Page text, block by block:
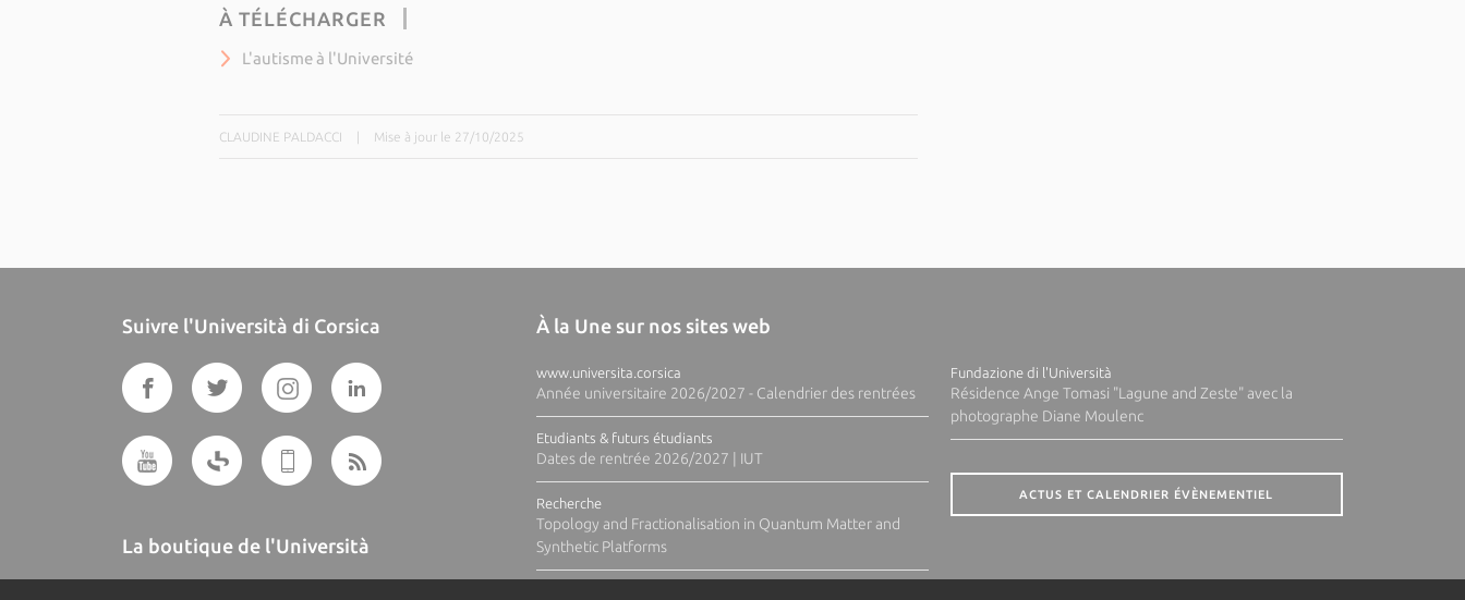
À TÉLÉCHARGER
L'autisme à l'Université
CLAUDINE PALDACCI Mise à jour le 27/10/2025
Suivre l'Università di Corsica
La boutique de l'Università
À la Une sur nos sites web
www.universita.corsica
Année universitaire 2026/2027 - Calendrier des rentrées
Etudiants & futurs étudiants
Dates de rentrée 2026/2027 | IUT
Recherche
Topology and Fractionalisation in Quantum Matter and
Synthetic Platforms
Fundazione di l'Università
Résidence Ange Tomasi "Lagune and Zeste" avec la
photographe Diane Moulenc
ACTUS ET CALENDRIER ÉVÈNEMENTIEL